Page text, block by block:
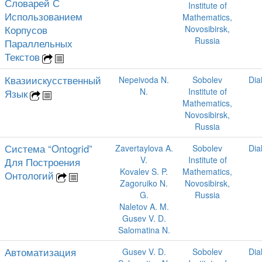
Словарей С
Использованием
Корпусов
Параллельных
Текстов
Institute of
Mathematics,
Novosibirsk,
Russia
Квазиискусственный
Язык
Nepeivoda N.
N.
Sobolev
Institute of
Mathematics,
Novosibirsk,
Russia
Система “Ontogrid”
Для Построения
Онтологий
Zavertaylova A.
V.
Kovalev S. P.
Zagoruiko N.
G.
Naletov A. M.
Gusev V. D.
Salomatina N.
Sobolev
Institute of
Mathematics,
Novosibirsk,
Russia
Автоматизация
Gusev V. D.
Sobolev